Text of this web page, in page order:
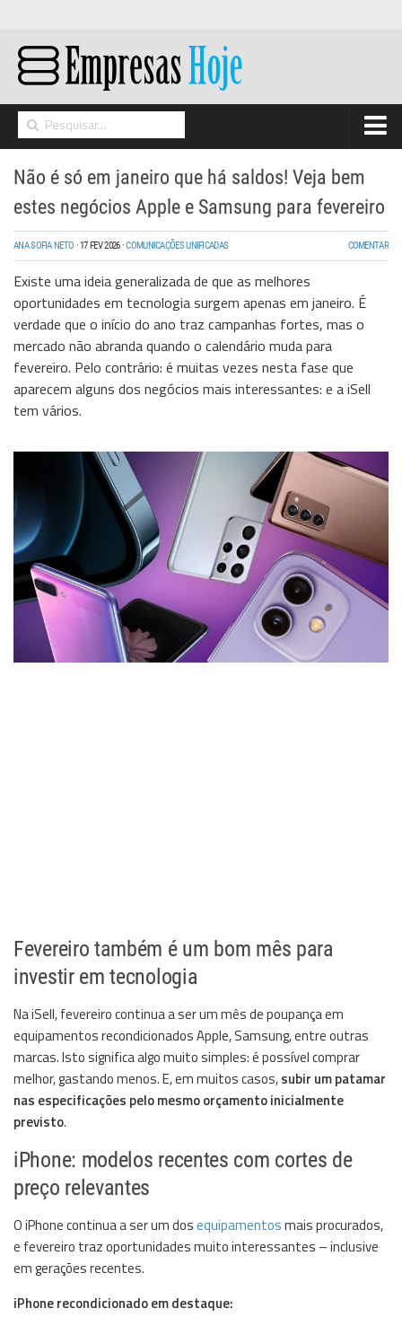
Home
Networking
Segurança
High Tech
Hosting/Cloud
I&D
Opinião
Storage
Informação
Não é só em janeiro que há saldos! Veja bem
estes negócios Apple e Samsung para fevereiro
ANA SOFIA NETO ·17 FEV 2026·COMUNICAÇÕES UNIFICADAS COMENTAR
Existe uma ideia generalizada de que as melhores
oportunidades em tecnologia surgem apenas em janeiro. É
verdade que o início do ano traz campanhas fortes, mas o
mercado não abranda quando o calendário muda para
fevereiro. Pelo contrário: é muitas vezes nesta fase que
aparecem alguns dos negócios mais interessantes: e a iSell
tem vários.
Fevereiro também é um bom mês para
investir em tecnologia
Na iSell, fevereiro continua a ser um mês de poupança em
equipamentos recondicionados Apple, Samsung, entre outras
marcas. Isto significa algo muito simples: é possível comprar
melhor, gastando menos. E, em muitos casos,subir um patamar
nas especificações pelo mesmo orçamento inicialmente
previsto.
iPhone: modelos recentes com cortes de
preço relevantes
O iPhone continua a ser um dosequipamentosmais procurados,
e fevereiro traz oportunidades muito interessantes – inclusive
em gerações recentes.
iPhone recondicionado em destaque: